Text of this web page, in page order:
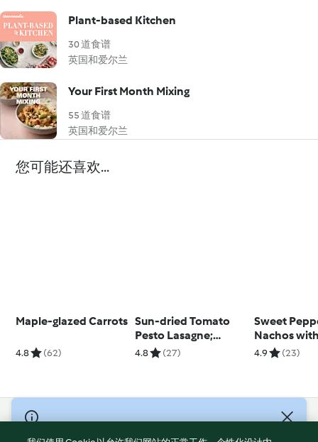
Plant-based Kitchen
30 道食谱
英国和爱尔兰
Your First Month Mixing
55 道食谱
英国和爱尔兰
您可能还喜欢...
Maple-glazed Carrots
4.8 (62)
Sun-dried Tomato
Pesto Lasagne;
Limoncello Sorbet
4.8 (27)
Sweet
Nachos
Guacamole
4.9 (23)
© Copyright 2021-2023 福维克信息科技(上海)有限公司 版权所有
2026